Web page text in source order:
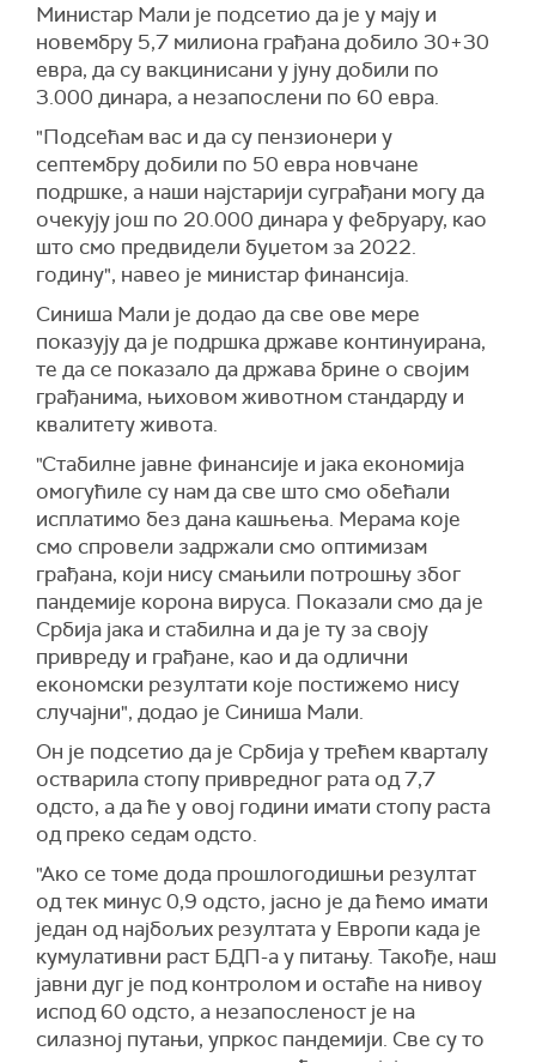
Министар Мали је подсетио да је у мају и
новембру 5,7 милиона грађана добило 30+30
евра, да су вакцинисани у јуну добили по
3.000 динара, a незапослени по 60 евра.
"Подсећам вас и да су пензионери у
септембру добили по 50 евра новчане
подршке, а наши најстарији суграђани могу да
очекују још по 20.000 динара у фебруару, као
што смо предвидели буџетом за 2022.
годину", навео је министар финансија.
Синиша Мали је додао да све ове мере
показују да је подршка државе континуирана,
те да се показало да држава брине о својим
грађанима, њиховом животном стандарду и
квалитету живота.
"Стабилне јавне финансије и јака економија
омогућиле су нам да све што смо обећали
исплатимо без дана кашњења. Мерама које
смо спровели задржали смо оптимизам
грађана, који нису смањили потрошњу због
пандемије корона вируса. Показали смо да је
Србија јака и стабилна и да је ту за своју
привреду и грађане, као и да одлични
економски резултати које постижемо нису
случајни", додао је Синиша Мали.
Он је подсетио да је Србија у трећем кварталу
остварила стопу привредног рата од 7,7
одсто, а да ће у овој години имати стопу раста
од преко седам одсто.
"Ако се томе дода прошлогодишњи резултат
од тек минус 0,9 одсто, јасно је да ћемо имати
један од најбољих резултата у Европи када је
кумулативни раст БДП-а у питању. Такође, наш
јавни дуг је под контролом и остаће на нивоу
испод 60 одсто, а незапосленост је на
силазној путањи, упркос пандемији. Све су то